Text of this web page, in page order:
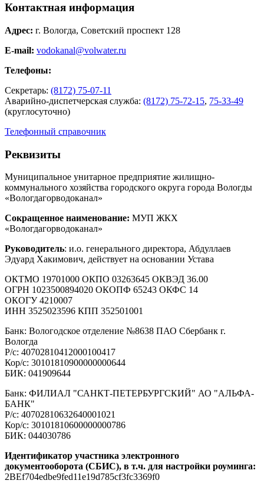
Контактная информация
Адрес: г. Вологда, Советский проспект 128
E-mail: vodokanal@volwater.ru
Телефоны:
Секретарь: (8172) 75-07-11
Аварийно-диспетчерская служба: (8172) 75-72-15, 75-33-49
(круглосуточно)
Телефонный справочник
Реквизиты
Муниципальное унитарное предприятие жилищно-
коммунального хозяйства городского округа города Вологды
«Вологдагорводоканал»
Сокращенное наименование: МУП ЖКХ
«Вологдагорводоканал»
Руководитель: и.о. генерального директора, Абдуллаев
Эдуард Хакимович, действует на основании Устава
ОКТМО 19701000 ОКПО 03263645 ОКВЭД 36.00
ОГРН 1023500894020 ОКОПФ 65243 ОКФС 14
ОКОГУ 4210007
ИНН 3525023596 КПП 352501001
Банк: Вологодское отделение №8638 ПАО Сбербанк г.
Вологда
Р/с: 40702810412000100417
Кор/с: 30101810900000000644
БИК: 041909644
Банк: ФИЛИАЛ "САНКТ-ПЕТЕРБУРГСКИЙ" АО "АЛЬФА-
БАНК"
Р/с: 40702810632640001021
Кор/с: 30101810600000000786
БИК: 044030786
Идентификатор участника электронного
документооборота (СБИС), в т.ч. для настройки роуминга:
2BEf704edbe9fed11e19d785cf3fc3369f0